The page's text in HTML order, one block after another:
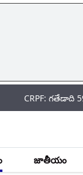
గతేడాది 59 మంది
జాతీయం